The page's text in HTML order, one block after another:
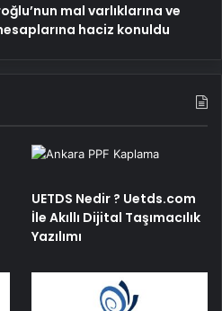
mal varlıklarına ve
haciz konuldu
UETDS Nedir ? Uetds.com
İle Akıllı Dijital Taşımacılık
Yazılımı